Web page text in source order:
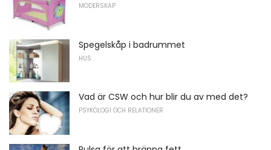
MODERSKAP
Spegelskåp i badrummet
HUS
Vad är CSW och hur blir du av med det?
PSYKOLOGI OCH RELATIONER